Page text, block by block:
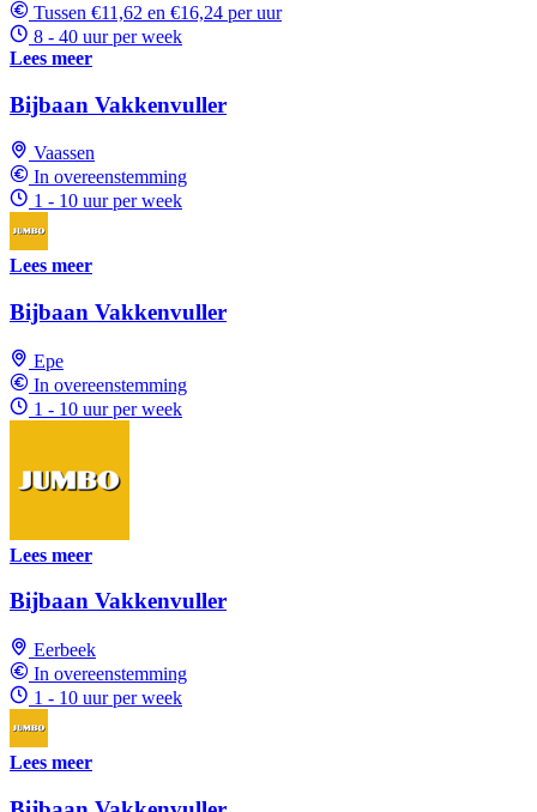
Tussen €11,62 en €16,24 per uur
8 - 40 uur per week
Lees meer
Bijbaan Vakkenvuller
Vaassen
In overeenstemming
1 - 10 uur per week
Lees meer
Bijbaan Vakkenvuller
Epe
In overeenstemming
1 - 10 uur per week
Lees meer
Bijbaan Vakkenvuller
Eerbeek
In overeenstemming
1 - 10 uur per week
Lees meer